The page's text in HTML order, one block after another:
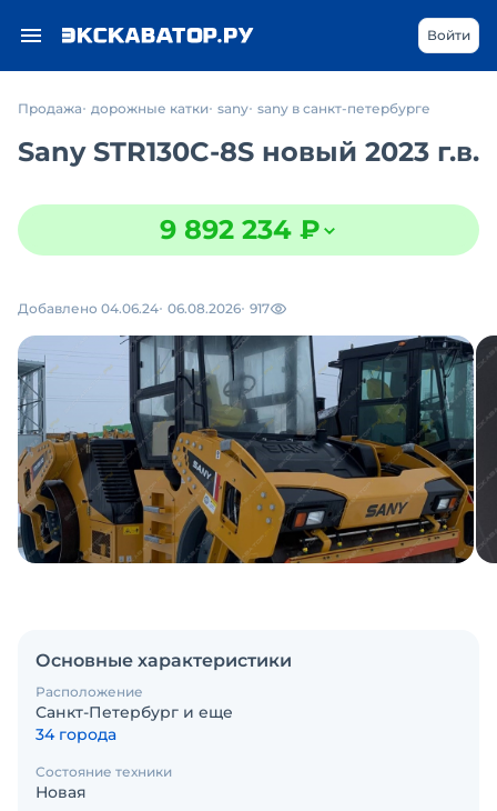
Войти
Продажа дорожные катки sany sany в санкт-петербурге
Sany STR130C-8S новый 2023 г.в.
9 892 234 ₽
Добавлено 04.06.24 06.08.2026 917
Основные характеристики
Расположение
Санкт-Петербург и еще
34 города
Состояние техники
Новая